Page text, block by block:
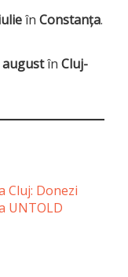
în Constanța.
augustîn Cluj-
Cluj: Donezi
UNTOLD